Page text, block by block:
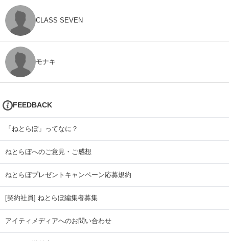
CLASS SEVEN
モナキ
FEEDBACK
「ねとらぼ」ってなに？
ねとらぼへのご意見・ご感想
ねとらぼプレゼントキャンペーン応募規約
[契約社員] ねとらぼ編集者募集
アイティメディアへのお問い合わせ